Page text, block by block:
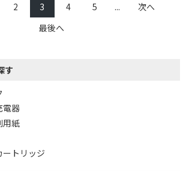
2 3 4 5 ...
次へ
最後へ
す
電器
用紙
ートリッジ
・純正リサイクルトナーで絞り込
り込む
ビ